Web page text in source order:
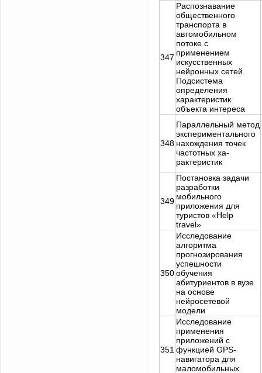
347
Распознавание
общественного
транспорта в
автомобильном
потоке с
применением
искусственных
нейронных сетей.
Подсистема
определения
характеристик
объекта интереса
348
Параллельный метод
экспериментального
нахождения точек
частотных ха-
рактеристик
349
Постановка задачи
разработки
мобильного
приложения для
туристов «Нelp
trаvel»
350
Исследование
алгоритма
прогнозирования
успешности
обучения
абитуриентов в вузе
на основе
нейросетевой
модели
351
Исследование
применения
приложений с
функцией GPS-
навигатора для
маломобильных